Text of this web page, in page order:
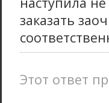
заказать
Этот ответ